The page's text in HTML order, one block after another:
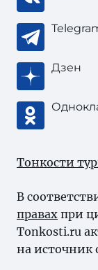
Дзен
Тонкости
В
правах при
Tonkosti.ru
на источник